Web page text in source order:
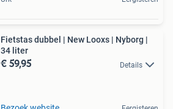
Fietstas dubbel | New Looxs | Nyborg |
34 liter
€ 59,95 Details